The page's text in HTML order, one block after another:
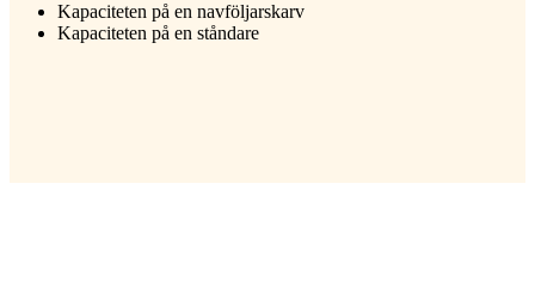
Kapaciteten på en navföljarskarv
Kapaciteten på en ståndare